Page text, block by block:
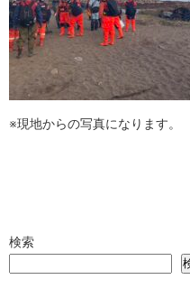
※現地からの写真になります。
検索